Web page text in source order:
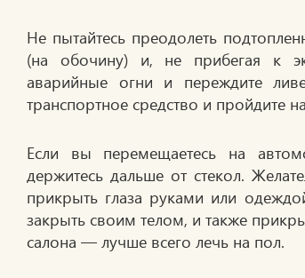
Не пытайтесь преодолеть
(на обочину) и, не прибегая к
аварийные огни и переждите
транспортное средство и пройдите
Если вы перемещаетесь на
держитесь дальше от стекол.
прикрыть глаза руками или
закрыть своим телом, и также
салона — лучше всего лечь на пол.